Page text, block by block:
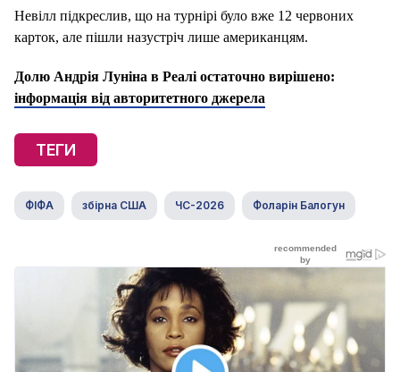
Невілл підкреслив, що на турнірі було вже 12 червоних
карток, але пішли назустріч лише американцям.
Долю Андрія Луніна в Реалі остаточно вирішено:
інформація від авторитетного джерела
ТЕГИ
ФІФА збірна США ЧС-2026 Фоларін Балогун